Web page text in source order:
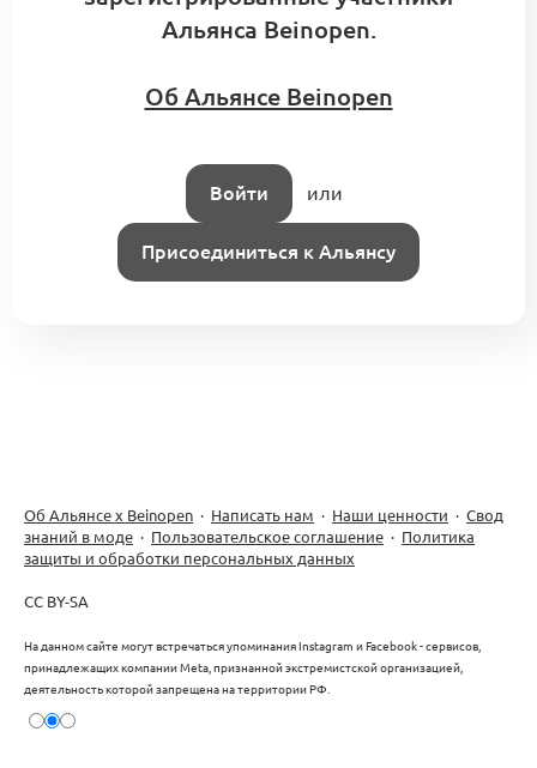
5 комментариев
Проектная сессия. Элементы цепочки
нового технологического уклада
Форум Beinopen 2022
стратегия международного развития
и предметного дизайна
Якутская новая волна 2 комментария
Альянса Beinopen.
Об Альянсе Beinopen
Войти или
Присоединиться к Альянсу
Об Альянсе х Beinopen · Написать нам · Наши ценности · Свод
знаний в моде · Пользовательское соглашение · Политика
защиты и обработки персональных данных
CC BY-SA
На данном сайте могут встречаться упоминания Instagram и Facebook - сервисов,
принадлежащих компании Meta, признанной экстремистской организацией,
деятельность которой запрещена на территории РФ.